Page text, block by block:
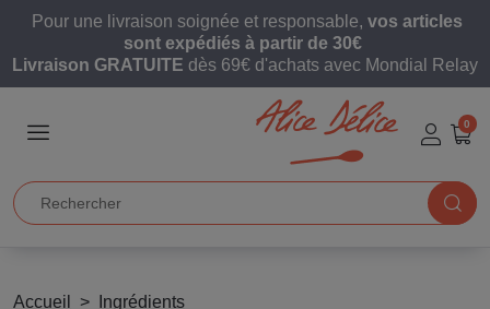
Pour une livraison soignée et responsable, vos articles
sont expédiés à partir de 30€
Livraison GRATUITE dès 69€ d'achats avec Mondial Relay
0
Accueil Ingrédients